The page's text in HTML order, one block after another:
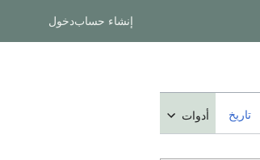
إنشاء حسابدخول
تاريخ أدوات